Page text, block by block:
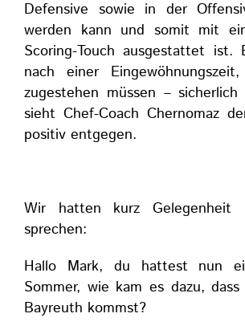
Defensive sowie in der
werden kann und somit mit
Scoring-Touch ausgestattet
nach einer
zugestehen müssen – sicherlich
sieht Chef-Coach Chernomaz
positiv entgegen.
Wir hatten kurz
sprechen:
Hallo Mark, du hattest nun
Sommer, wie kam es dazu,
Bayreuth kommst?